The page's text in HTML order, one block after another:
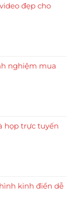
đẹp cho
nghiệm mua
họp trực tuyến
kinh điển dễ